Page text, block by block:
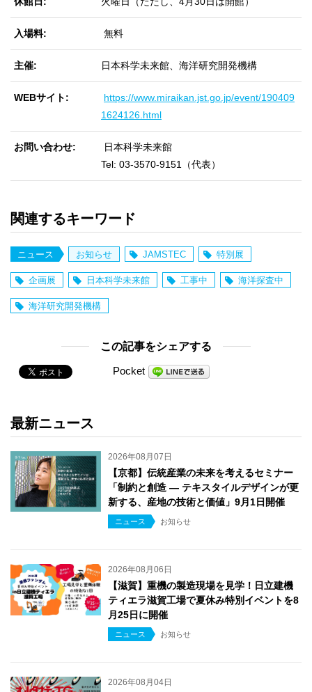
入場料 無料
主催 日本科学未来館、海洋研究開発機構
WEBサイト
https://www.miraikan.jst.go.jp/event/190409
1624126.html
お問い合わせ
日本科学未来館
Tel: 03-3570-9151（代表）
関連するキーワード
ニュース お知らせ JAMSTEC 特別展
企画展 日本科学未来館 工事中 海洋探査中
海洋研究開発機構
この記事をシェアする
Pocket
最新ニュース
2026年08月07日
【京都】伝統産業の未来を考えるセミナー
「制約と創造 ― テキスタイルデザインが更
新する、産地の技術と価値」9月1日開催
ニュース お知らせ
2026年08月06日
【滋賀】重機の製造現場を見学！日立建機
ティエラ滋賀工場で夏休み特別イベントを8
月25日に開催
ニュース お知らせ
2026年08月04日